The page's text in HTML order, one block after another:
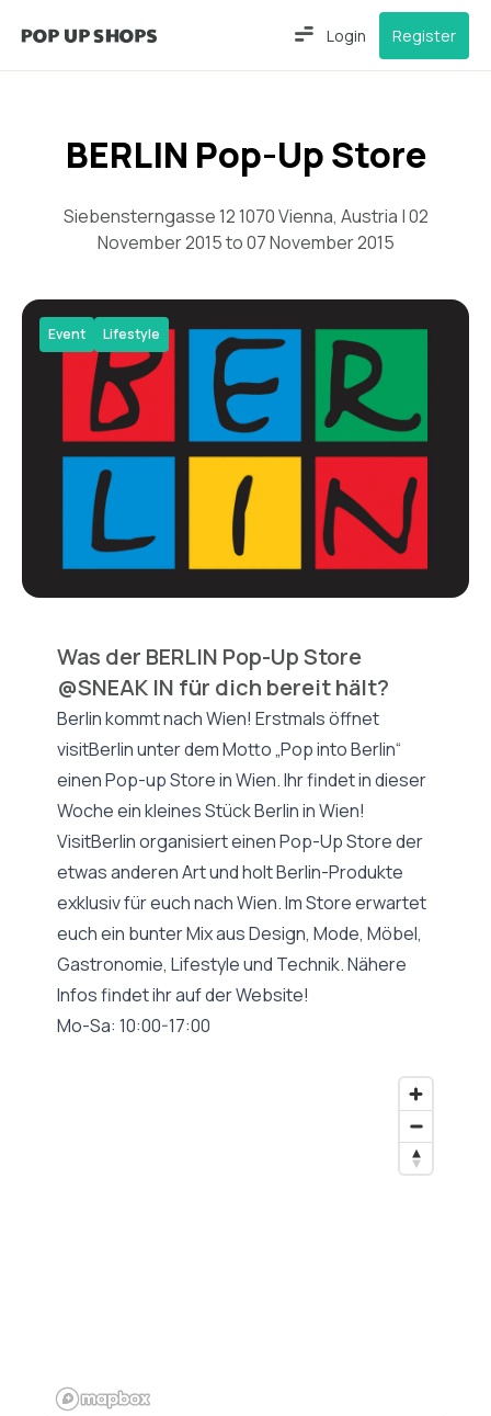
Login Register
BERLIN Pop-Up Store
Siebensterngasse 12 1070 Vienna, Austria | 02
November 2015 to 07 November 2015
Event Lifestyle
Was der BERLIN Pop-Up Store
@SNEAK IN für dich bereit hält?
Berlin kommt nach Wien! Erstmals öffnet
visitBerlin unter dem Motto „Pop into Berlin“
einen Pop-up Store in Wien. Ihr findet in dieser
Woche ein kleines Stück Berlin in Wien!
VisitBerlin organisiert einen Pop-Up Store der
etwas anderen Art und holt Berlin-Produkte
exklusiv für euch nach Wien. Im Store erwartet
euch ein bunter Mix aus Design, Mode, Möbel,
Gastronomie, Lifestyle und Technik. Nähere
Infos findet ihr auf der Website!
Mo-Sa: 10:00-17:00